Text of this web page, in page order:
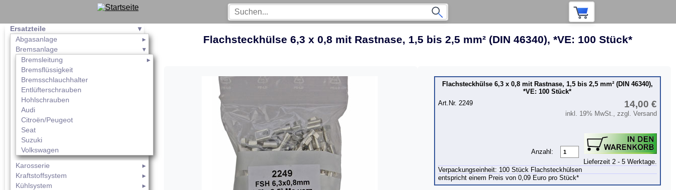
Ersatzteile
Abgasanlage
Bremsanlage
Bremsleitung
Bremsflüssigkeit
Bremsschlauchhalter
Entlüfterschrauben
Hohlschrauben
Audi
Citroën/Peugeot
Seat
Suzuki
Volkswagen
Karosserie
Kraftstoffsystem
Kühlsystem
Flachsteckhülse 6,3 x 0,8 mit Rastnase, 1,5 bis 2,5 mm² (DIN 46340), *VE: 100 Stück*
Flachsteckhülse 6,3 x 0,8 mit Rastnase, 1,5 bis 2,5 mm² (DIN 46340),
*VE: 100 Stück*
Art.Nr. 2249
14,00 €
inkl. 19% MwSt., zzgl. Versand
Anzahl:
Lieferzeit 2 - 5 Werktage.
Verpackungseinheit: 100 Stück Flachsteckhülsen
entspricht einem Preis von 0,09 Euro pro Stück*